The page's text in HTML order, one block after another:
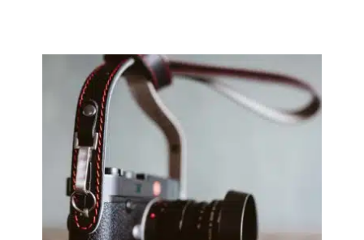
Dieses Produkt weist mehrere Varianten auf. Die Optionen können auf der Produktseite gewählt werden